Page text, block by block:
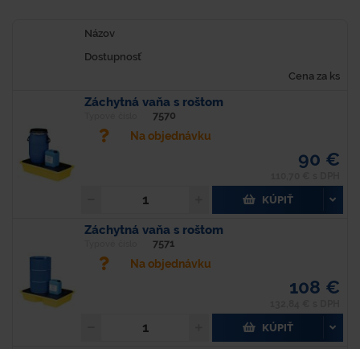
Názov
Dostupnosť
Cena za ks
Záchytná vaňa s roštom
7570
Na objednávku
90 €
KÚPIŤ
Záchytná vaňa s roštom
7571
Na objednávku
108 €
KÚPIŤ